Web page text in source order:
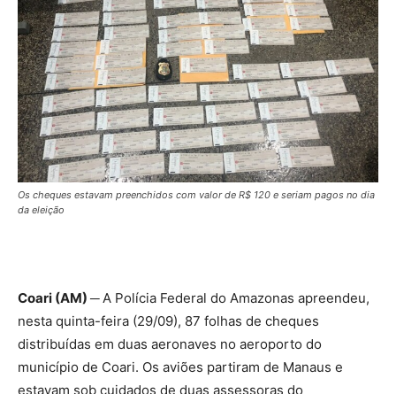
Os cheques estavam preenchidos com valor de R$ 120 e seriam pagos no dia
da eleição
Coari (AM) ─A Polícia Federal do Amazonas apreendeu,
nesta quinta-feira (29/09), 87 folhas de cheques
distribuídas em duas aeronaves no aeroporto do
município de Coari. Os aviões partiram de Manaus e
estavam sob cuidados de duas assessoras do